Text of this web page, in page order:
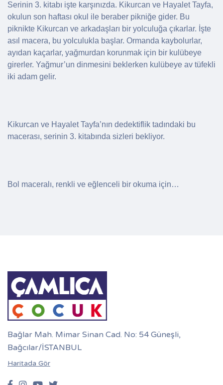
Serinin 3. kitabı işte karşınızda. Kikurcan ve Hayalet Tayfa,
okulun son haftası okul ile beraber pikniğe gider. Bu
piknikte Kikurcan ve arkadaşları bir yolculuğa çıkarlar. İşte
asıl macera, bu yolculukla başlar. Ormanda kaybolurlar,
ayıdan kaçarlar, yağmurdan korunmak için bir kulübeye
girerler. Yağmur’un dinmesini beklerken kulübeye av tüfekli
iki adam gelir.
Kikurcan ve Hayalet Tayfa’nın dedektiflik tadındaki bu
macerası, serinin 3. kitabında sizleri bekliyor.
Bol maceralı, renkli ve eğlenceli bir okuma için…
Bağlar Mah. Mimar Sinan Cad. No: 54 Güneşli,
Bağcılar/İSTANBUL
Haritada Gör